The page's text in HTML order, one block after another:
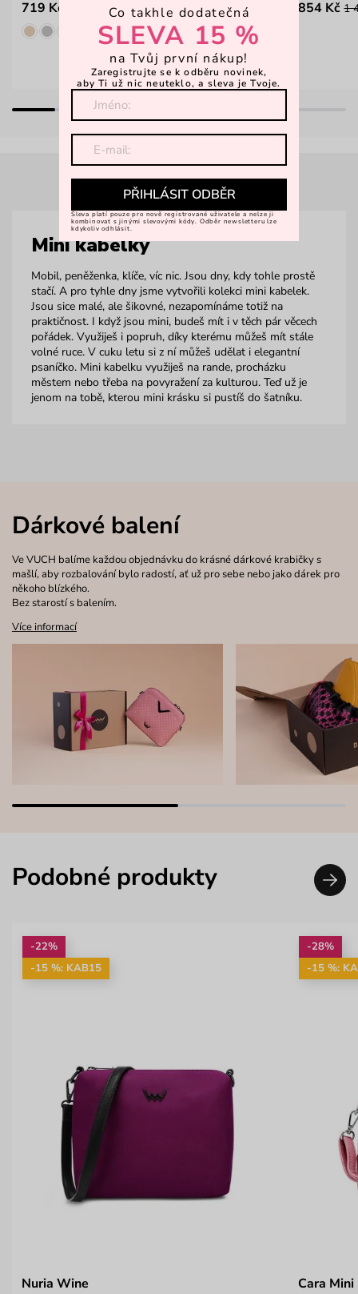
719 Kč 854 Kč 1
Mini kabelky
Mobil, peněženka, klíče, víc nic. Jsou dny, kdy tohle prostě
stačí. A pro tyhle dny jsme vytvořili kolekci mini kabelek.
Jsou sice malé, ale šikovné, nezapomínáme totiž na
praktičnost. I když jsou mini, budeš mít i v těch pár věcech
pořádek. Využiješ i popruh, díky kterému můžeš mít stále
volné ruce. V cuku letu si z ní můžeš udělat i elegantní
psaníčko. Mini kabelku využiješ na rande, procházku
městem nebo třeba na povyražení za kulturou. Teď už je
jenom na tobě, kterou mini krásku si pustíš do šatníku.
Dárkové balení
Ve VUCH balíme každou objednávku do krásné dárkové krabičky s
mašlí, aby rozbalování bylo radostí, ať už pro sebe nebo jako dárek pro
někoho blízkého.
Bez starostí s balením.
Více informací
Podobné produkty
-22%
-15 %: KAB15
Nuria Wine
-28%
-15 %:
Cara Mini
Co takhle dodatečná
SLEVA 15 %
na Tvůj první nákup!
Zaregistrujte se k odběru novinek,
aby Ti už nic neuteklo, a sleva je Tvoje.
PŘIHLÁSIT ODBĚR
Sleva platí pouze pro nově registrované uživatele a nelze ji
kombinovat s jinými slevovými kódy. Odběr newsletteru lze
kdykoliv odhlásit.